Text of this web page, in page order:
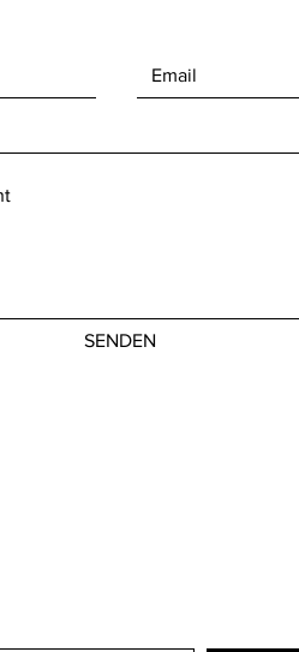
SENDEN